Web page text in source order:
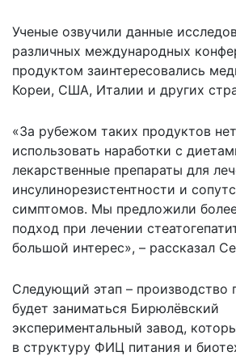
Ученые озвучили данные
различных международных
продуктом заинтересовались
Кореи, США, Италии и других
«За рубежом таких продуктов
использовать наработки с
лекарственные препараты для
инсулинорезистентности и
симптомов. Мы предложили
подход при лечении
большой интерес», – рассказал
Следующий этап – производство
будет заниматься Бирюлёвский
экспериментальный завод,
в структуру ФИЦ питания и